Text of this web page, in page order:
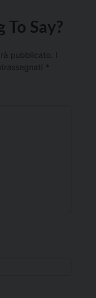
To Say?
pubblicato.
*